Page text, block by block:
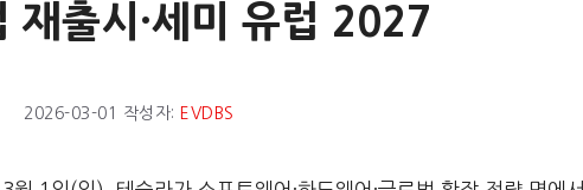
재출시·세미 유럽 2027
2026-03-01 작성자: EVDBS